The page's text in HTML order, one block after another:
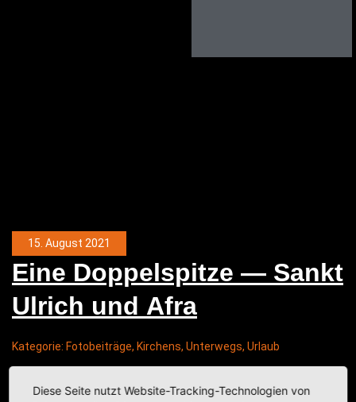
15. August 2021
Eine Dop­pel­spit­ze — Sankt
Ulrich und Afra
Kategorie: Fotobeiträge, Kirchens, Unterwegs, Urlaub
Diese Seite nutzt Website-Tracking-Technologien von